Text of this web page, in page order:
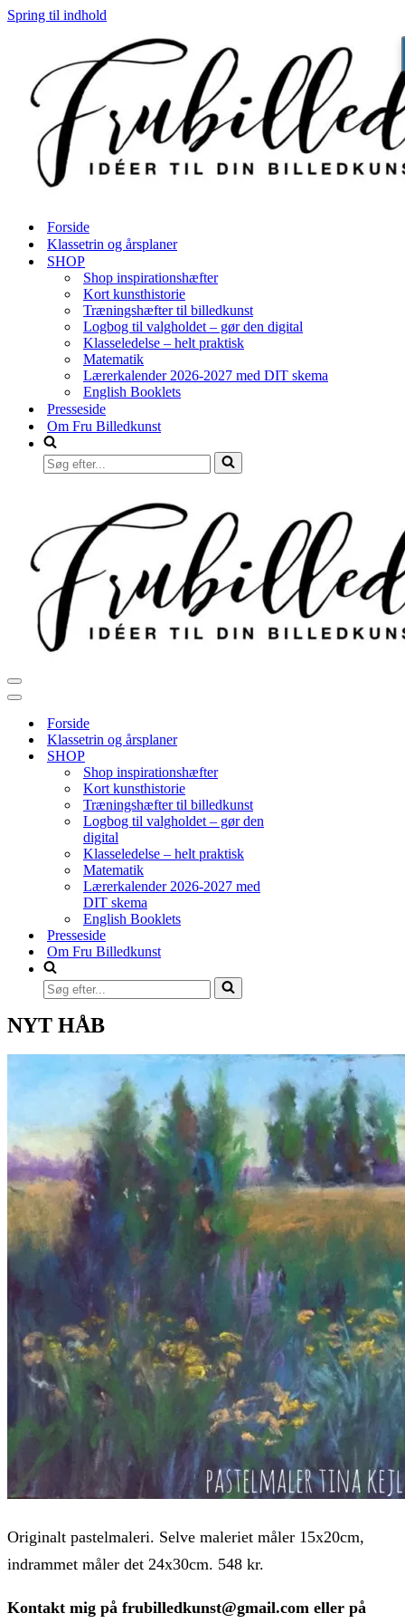
Spring til indhold
Forside
Klassetrin og årsplaner
SHOP
Shop inspirationshæfter
Kort kunsthistorie
Træningshæfter til billedkunst
Logbog til valgholdet – gør den digital
Klasseledelse – helt praktisk
Matematik
Lærerkalender 2026-2027 med DIT skema
English Booklets
Presseside
Om Fru Billedkunst
Søg
efter...
Navigation
menu
Navigation
Forside
Klassetrin og årsplaner
SHOP
Shop inspirationshæfter
Kort kunsthistorie
Træningshæfter til billedkunst
Logbog til valgholdet – gør den
digital
Klasseledelse – helt praktisk
Matematik
Lærerkalender 2026-2027 med
DIT skema
English Booklets
Presseside
Om Fru Billedkunst
Søg
efter...
NYT HÅB
Originalt pastelmaleri. Selve maleriet måler 15x20cm,
indrammet måler det 24x30cm. 548 kr.
Kontakt mig på frubilledkunst@gmail.com eller på